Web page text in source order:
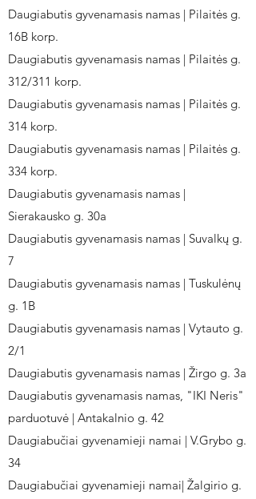
Daugiabutis gyvenamasis namas | Pilaitės g.
16B korp.
Daugiabutis gyvenamasis namas | Pilaitės g.
312/311 korp.
Daugiabutis gyvenamasis namas | Pilaitės g.
314 korp.
Daugiabutis gyvenamasis namas | Pilaitės g.
334 korp.
Daugiabutis gyvenamasis namas |
Sierakausko g. 30a
Daugiabutis gyvenamasis namas | Suvalkų g.
7
Daugiabutis gyvenamasis namas | Tuskulėnų
g. 1B
Daugiabutis gyvenamasis namas | Vytauto g.
2/1
Daugiabutis gyvenamasis namas | Žirgo g. 3a
Daugiabutis gyvenamasis namas, "IKI Neris"
parduotuvė | Antakalnio g. 42
Daugiabučiai gyvenamieji namai | V.Grybo g.
34
Daugiabučiai gyvenamieji namai| Žalgirio g.